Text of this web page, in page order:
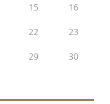
15 16
22 23
29 30